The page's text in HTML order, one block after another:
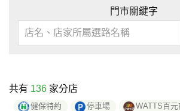
門市關鍵字
共有 136 家分店
健保特約 停車場 WATTS百元